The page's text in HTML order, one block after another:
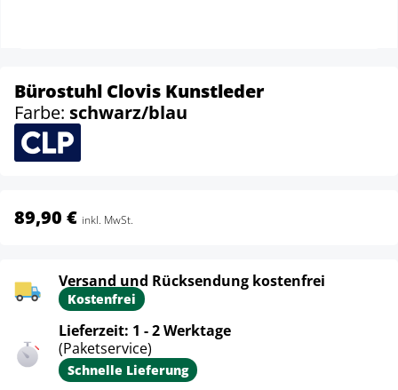
Bürostuhl Clovis Kunstleder
Farbe: schwarz/blau
89,90 € inkl. MwSt.
Versand und Rücksendung kostenfrei
Kostenfrei
Lieferzeit: 1 - 2 Werktage
(Paketservice)
Schnelle Lieferung